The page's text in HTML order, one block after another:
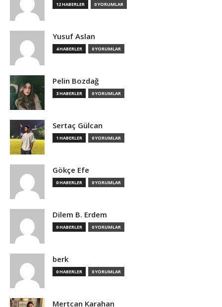
12 HABERLER 0 YORUMLAR
Yusuf Aslan
4 HABERLER 0 YORUMLAR
Pelin Bozdağ
3 HABERLER 0 YORUMLAR
Sertaç Gülcan
1 HABERLER 0 YORUMLAR
Gökçe Efe
0 HABERLER 0 YORUMLAR
Dilem B. Erdem
0 HABERLER 0 YORUMLAR
berk
0 HABERLER 0 YORUMLAR
Mertcan Karahan